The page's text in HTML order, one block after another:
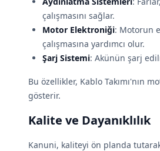
çalışmasını sağlar.
Motor Elektroniği: Motorun
çalışmasına yardımcı olur.
Şarj Sistemi: Akünün şarj
Bu özellikler, Kablo Takımı'nın
gösterir.
Kalite ve Dayanıklılık
Kanuni, kaliteyi ön planda